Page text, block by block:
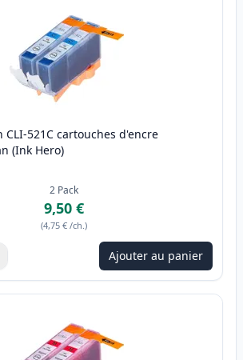
CLI-521C cartouches d'encre
(Ink Hero)
2 Pack
9,50 €
(4,75 € /ch.)
pour ajuster Ajouter au panier